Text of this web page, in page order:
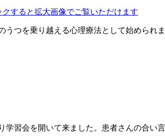
つを乗り越える心理療法として始められ
習会を開いて来ました。患者さんの合い